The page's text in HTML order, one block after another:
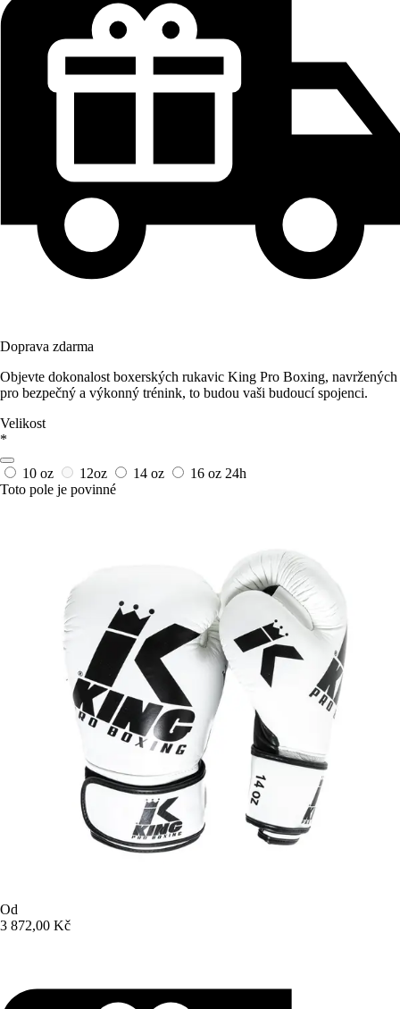
Doprava zdarma
Objevte dokonalost boxerských rukavic King Pro Boxing, navržených
pro bezpečný a výkonný trénink, to budou vaši budoucí spojenci.
Velikost
*
10 oz 12oz 14 oz 16 oz 24h
Toto pole je povinné
Od
3 872,00 Kč